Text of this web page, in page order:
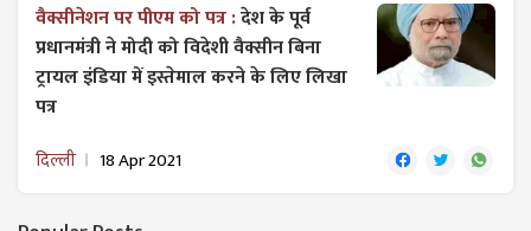
वैक्सीनेशन पर पीएम को ​पत्र :देश के पूर्व
प्रधानमंत्री ने मोदी को विदेशी वैक्सीन बिना
ट्रायल इंडिया में इस्तेमाल करने के लिए लिखा
पत्र
दिल्ली 18 Apr 2021